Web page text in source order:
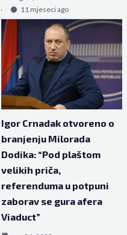
11 mjeseci ago
Igor Crnadak otvoreno o
branjenju Milorada
Dodika: “Pod plaštom
velikih priča,
referenduma u potpuni
zaborav se gura afera
Viaduct”